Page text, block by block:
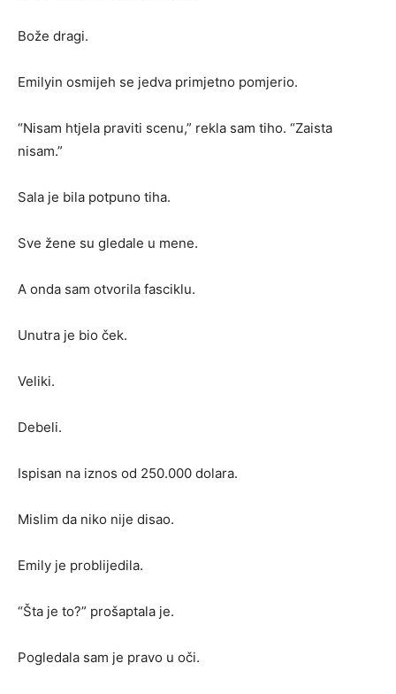
Bože dragi.
Emilyin osmijeh se jedva primjetno pomjerio.
“Nisam htjela praviti scenu,” rekla sam tiho. “Zaista
nisam.”
Sala je bila potpuno tiha.
Sve žene su gledale u mene.
A onda sam otvorila fasciklu.
Unutra je bio ček.
Veliki.
Debeli.
Ispisan na iznos od 250.000 dolara.
Mislim da niko nije disao.
Emily je problijedila.
“Šta je to?” prošaptala je.
Pogledala sam je pravo u oči.